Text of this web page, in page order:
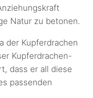
Natur zu betonen.
der Kupferdrachen
Kupferdrachen-
dass er all diese
passenden